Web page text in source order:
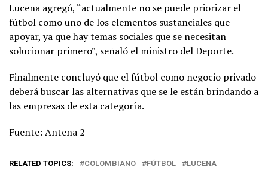
Lucena agregó, “actualmente no se puede priorizar el
fútbol como uno de los elementos sustanciales que
apoyar, ya que hay temas sociales que se necesitan
solucionar primero”, señaló el ministro del Deporte.
Finalmente concluyó que el fútbol como negocio privado
deberá buscar las alternativas que se le están brindando a
las empresas de esta categoría.
Fuente: Antena 2
RELATED TOPICS: COLOMBIANO FÚTBOL LUCENA